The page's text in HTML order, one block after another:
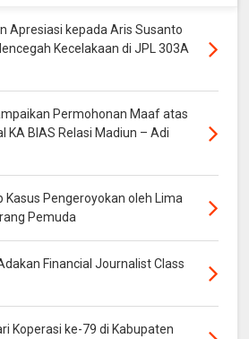
Apresiasi kepada Aris Susanto
Kecelakaan di JPL 303A
Permohonan Maaf atas
KA BIAS Relasi Madiun – Adi
Kasus Pengeroyokan oleh Lima
Pemuda
Financial Journalist Class
Koperasi ke-79 di Kabupaten